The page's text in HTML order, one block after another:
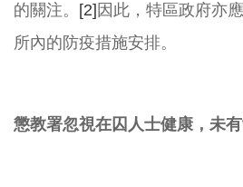
的關注。 [2] 因此，特區政府亦
所內的防疫措施安排。
懲教署忽視在囚人士健康，未